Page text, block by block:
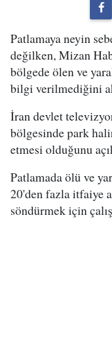
Patlamaya neyin
değilken, Mizan
bölgede ölen ve
bilgi verilmediğini
İran devlet
bölgesinde park
etmesi olduğunu
Patlamada ölü ve
20'den fazla itfaiye
söndürmek için